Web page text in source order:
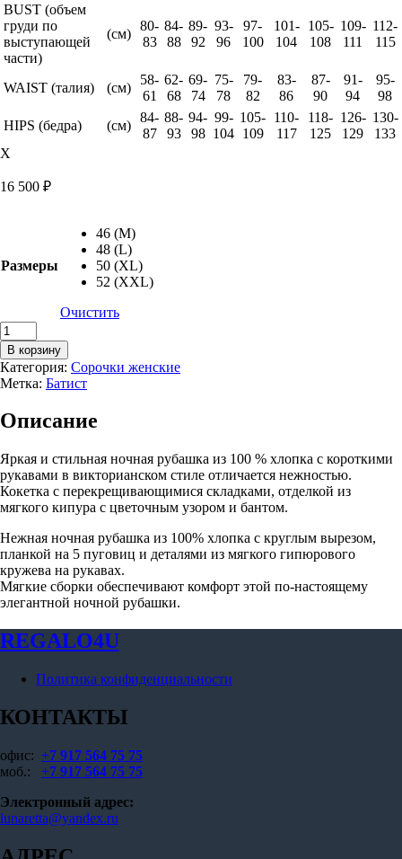
BUST (объем
груди по
выступающей
части)
(см)
80-
83
84-
88
89-
92
93-
96
97-
100
101-
104
105-
108
109-
111
112-
115
WAIST (талия) (см)
58-
61
62-
68
69-
74
75-
78
79-
82
83-
86
87-
90
91-
94
95-
98
HIPS (бедра)
(см)
84-
87
88-
93
94-
98
99-
104
105-
109
110-
117
118-
125
126-
129
130-
133
X
16 500 ₽
Размеры
46 (M)
48 (L)
50 (XL)
52 (XXL)
Очистить
Количество
товара
Сорочка
Cara,
нежно-
В корзину
Категория: Сорочки женские
Метка: Батист
Описание
Яркая и стильная ночная рубашка из 100 % хлопка с короткими
рукавами в викторианском стиле отличается нежностью.
Кокетка с перекрещивающимися складками, отделкой из
мягкого кипура с цветочным узором и бантом.
Нежная ночная рубашка из 100% хлопка с круглым вырезом,
планкой на 5 пуговиц и деталями из мягкого гипюрового
кружева на рукавах.
Мягкие сборки обеспечивают комфорт этой по-настоящему
элегантной ночной рубашки.
REGALO4U
Политика конфиденциальности
КОНТАКТЫ
офис: +7 917 564 75 75
моб.: +7 917 564 75 75
Электронный адрес:
lunaretta@yandex.ru